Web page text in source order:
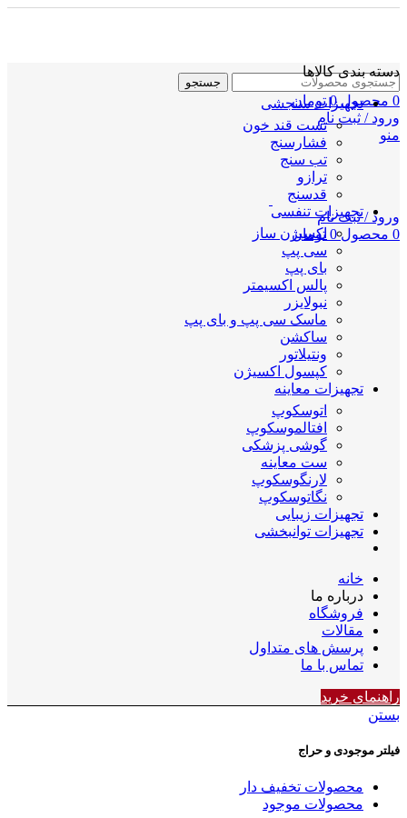
جستجو
0 محصول 0 تومان
ورود / ثبت نام
منو
ورود / ثبت نام
0 محصول 0 تومان
دسته بندی کالاها
تجهیزات سنجشی
تست قند خون
فشارسنج
تب سنج
ترازو
قدسنج
تجهیزات تنفسی
اکسیژن ساز
سی پپ
بای پپ
پالس اکسیمتر
نبولایزر
ماسک سی پپ و بای پپ
ساکشن
ونتیلاتور
کپسول اکسیژن
تجهیزات معاینه
اتوسکوپ
افتالموسکوپ
گوشی پزشکی
ست معاینه
لارنگوسکوپ
نگاتوسکوپ
تجهیزات زیبایی
تجهیزات توانبخشی
خانه
درباره ما
فروشگاه
مقالات
پرسش های متداول
تماس با ما
راهنمای خرید
بستن
فیلتر موجودی و حراج
محصولات تخفیف دار
محصولات موجود